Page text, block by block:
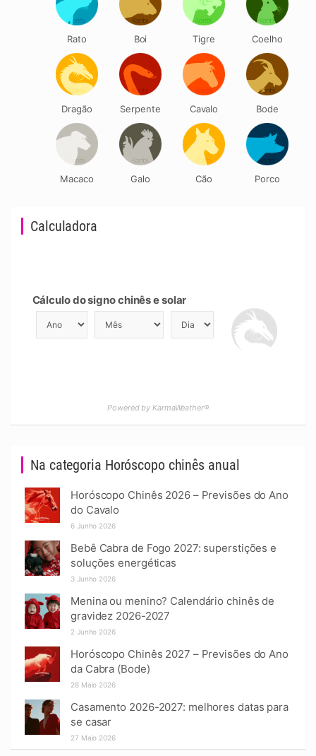
Na categoria Horóscopo chinês anual
Horóscopo Chinês 2026 – Previsões do Ano
do Cavalo
6 Junho 2026
Bebê Cabra de Fogo 2027: superstições e
soluções energéticas
3 Junho 2026
Menina ou menino? Calendário chinês de
gravidez 2026-2027
2 Junho 2026
Horóscopo Chinês 2027 – Previsões do Ano
da Cabra (Bode)
28 Maio 2026
Casamento 2026-2027: melhores datas para
se casar
27 Maio 2026
Calculadora
Cálculo do signo chinês e solar
Powered by KarmaWeather®
Rato Boi Tigre Coelho
Dragão Serpente Cavalo Bode
Macaco Galo Cão Porco